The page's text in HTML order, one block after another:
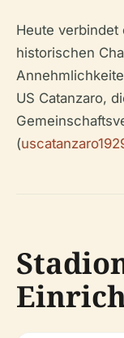
Heute verbindet
historischen
US Catanzaro,
(